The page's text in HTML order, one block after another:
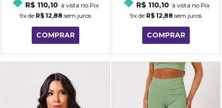
R$ 110,10 à vista no Pix
9xde R$ 12,88 sem juros
COMPRAR
R$ 110,10 à vista no Pix
9x de R$ 12,88 sem juros
COMPRAR